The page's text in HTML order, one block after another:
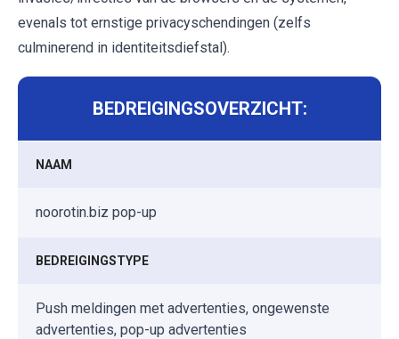
evenals tot ernstige privacyschendingen (zelfs
culminerend in identiteitsdiefstal).
BEDREIGINGSOVERZICHT:
NAAM
noorotin.biz pop-up
BEDREIGINGSTYPE
Push meldingen met advertenties, ongewenste
advertenties, pop-up advertenties